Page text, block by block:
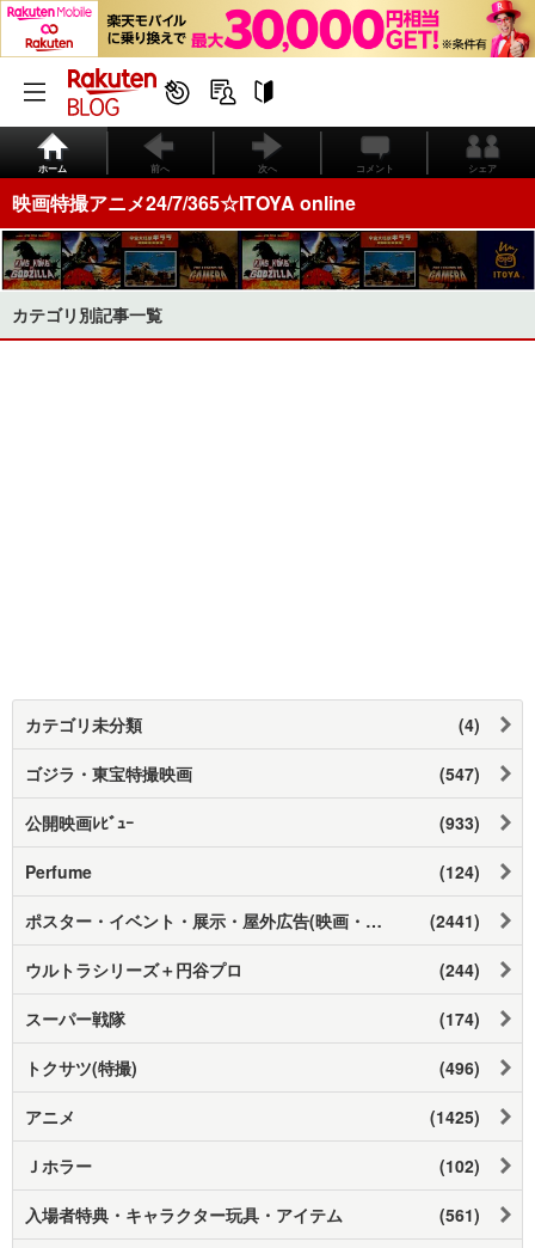
ホーム 前へ 次へ コメント シェア
映画特撮アニメ24/7/365☆ITOYA online
カテゴリ別記事一覧
カテゴリ未分類 (4)
ゴジラ・東宝特撮映画 (547)
公開映画ﾚﾋﾞｭｰ (933)
Perfume (124)
ポスター・イベント・展示・屋外広告(映画・ドラマ) (2441)
ウルトラシリーズ＋円谷プロ (244)
スーパー戦隊 (174)
トクサツ(特撮) (496)
アニメ (1425)
Ｊホラー (102)
入場者特典・キャラクター玩具・アイテム (561)